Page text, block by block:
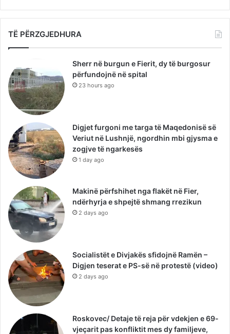
TË PËRZGJEDHURA
Sherr në burgun e Fierit, dy të burgosur
përfundojnë në spital
23 hours ago
Digjet furgoni me targa të Maqedonisë së
Veriut në Lushnjë, ngordhin mbi gjysma e
zogjve të ngarkesës
1 day ago
Makinë përfshihet nga flakët në Fier,
ndërhyrja e shpejtë shmang rrezikun
2 days ago
Socialistët e Divjakës sfidojnë Ramën –
Digjen teserat e PS-së në protestë (video)
2 days ago
Roskovec/ Detaje të reja për vdekjen e 69-
vjeçarit pas konfliktit mes dy familjeve,